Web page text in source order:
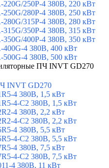
220G/250P-4 380В, 220 кВт
250G/280P-4 380В, 250 кВт
280G/315P-4 380В, 280 кВт
315G/350P-4 380В, 315 кВт
350G/400P-4 380В, 350 кВт
400G-4 380В, 400 кВт
500G-4 380В, 500 кВт
ПЧ INVT GD270
INVT GD270
4 380В, 1,5 кВт
4-С2 380В, 1,5 кВт
4 380В, 2,2 кВт
4-C2 380В, 2,2 кВт
4 380В, 5,5 кВт
4-C2 380В, 5,5 кВт
4 380В, 7,5 кВт
4-C2 380В, 7,5 кВт
4 380В, 11 кВт